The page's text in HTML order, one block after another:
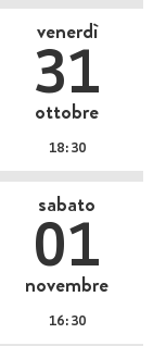
venerdì
31
ottobre
18:30
sabato
01
novembre
16:30